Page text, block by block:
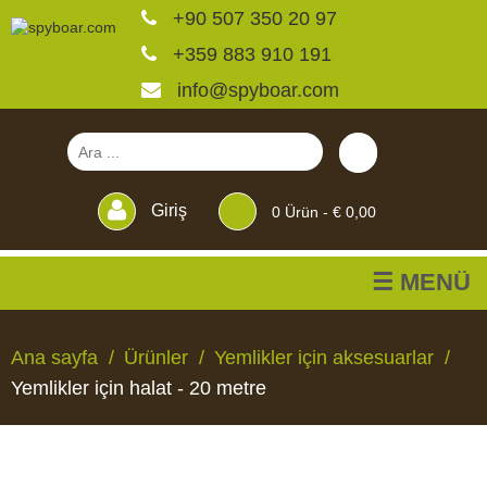
+90 507 350 20 97
+359 883 910 191
info@spyboar.com
Giriş 0Ürün - € 0,00
☰ MENÜ
Av kameraları
Canlı görüntülü izleme
Ana sayfa Ürünler
Yemlikler için aksesuarlar
Yemlikler için halat - 20 metre